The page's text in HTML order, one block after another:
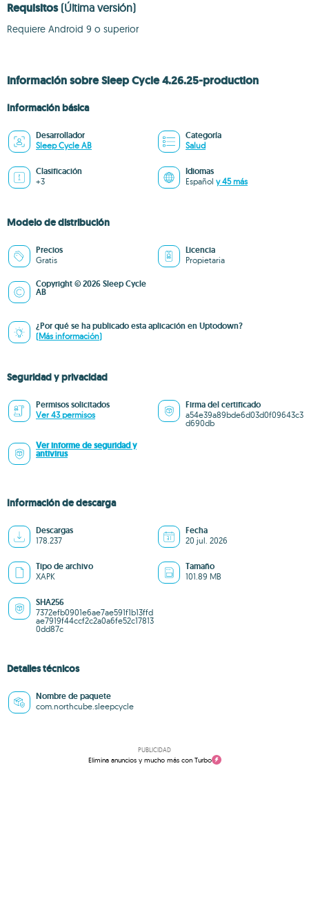
Requisitos (Última versión)
Requiere Android 9 o superior
Información sobre Sleep Cycle 4.26.25-production
Información básica
Desarrollador
Sleep Cycle AB
Categoría
Salud
Clasificación
+3
Idiomas
Español y 45 más
Modelo de distribución
Precios
Gratis
Licencia
Propietaria
Copyright © 2026 Sleep Cycle
AB
¿Por qué se ha publicado esta aplicación en Uptodown?
(Más información)
Seguridad y privacidad
Permisos solicitados
Ver 43 permisos
Firma del certificado
a54e39a89bde6d03d0f09643c3
d690db
Ver informe de seguridad y
antivirus
Información de descarga
Descargas
178.237
Fecha
20 jul. 2026
Tipo de archivo
XAPK
Tamaño
101.89 MB
SHA256
7372efb0901e6ae7ae591f1b13ffd
ae7919f44ccf2c2a0a6fe52c17813
0dd87c
Detalles técnicos
Nombre de paquete
com.northcube.sleepcycle
PUBLICIDAD
Elimina anuncios y mucho más con Turbo